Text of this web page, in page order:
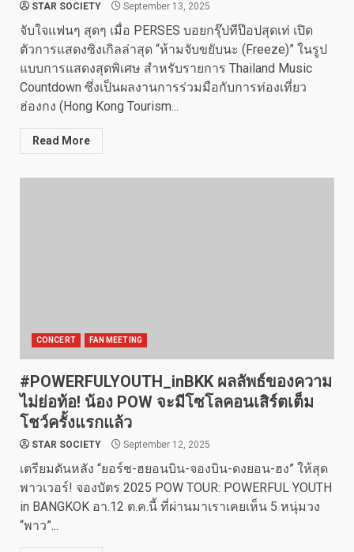
STAR SOCIETY September 13, 2025
จับใจแฟนๆ สุดๆ เมื่อ PERSES บอยกรุ๊ปทีป๊อปสุดเท่ เปิด
ตัวการแสดงซิงเกิลล่าสุด “ห้ามจับขยับนะ (Freeze)” ในรูป
แบบการแสดงสุดพิเศษ สำหรับรายการ Thailand Music
Countdown ซึ่งเป็นผลงานการร่วมมือกับการท่องเที่ยว
ฮ่องกง (Hong Kong Tourism...
Read More
CONCERT FAN MEETING
#POWERFULYOUTH_inBKK ผลลัพธ์ของความ
ไม่ย่อท้อ! น้อง POW จะมีโซโลคอนเสิร์ตเต็ม
โชว์ครั้งแรกแล้ว
STAR SOCIETY September 12, 2025
เตรียมดันหลัง “ยอร์ช-ฮยอนบิน-จองบิน-ดงยอน-ฮง” ให้สุด
พาวเวอร์! จองบัตร 2025 POW TOUR: POWERFUL YOUTH
in BANGKOK อา.12 ต.ค.นี้ ที่ผ่านมาเราเคยเห็น 5 หนุ่มวง
“พาว”...